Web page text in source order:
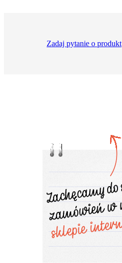
Zadaj pytanie o produkt